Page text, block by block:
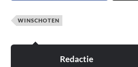
WINSCHOTEN
Redactie